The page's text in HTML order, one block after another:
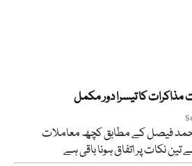
مذاکرات کا تیسرا دور مکمل
محمد فیصل کے مطابق کچھ معاملات
تین نکات پر اتفاق ہونا باقی ہے